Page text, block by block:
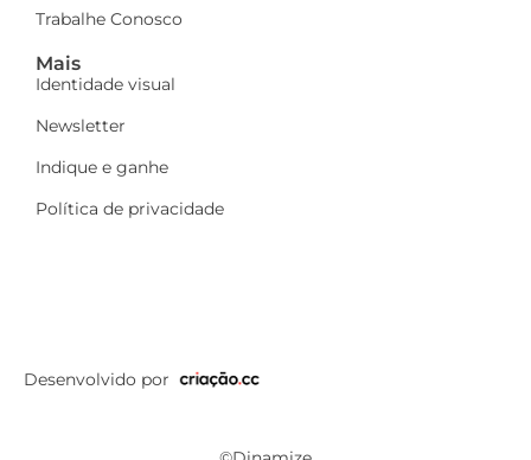
Trabalhe Conosco
Mais
Identidade visual
Newsletter
Indique e ganhe
Política de privacidade
Desenvolvido por